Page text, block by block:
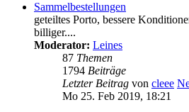
Sammelbestellungen
geteiltes Porto, bessere
billiger....
Moderator: Leines
87 Themen
1794 Beiträge
Letzter Beitrag von cleee
Mo 25. Feb 2019, 18:21